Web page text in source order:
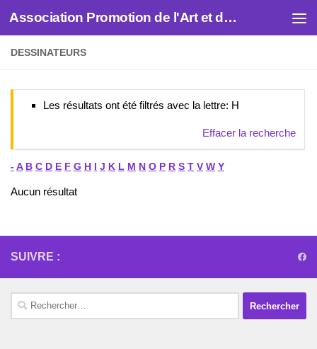
Skip to content Association Promotion de l'Art et des Artistes
DESSINATEURS
Les résultats ont été filtrés avec la lettre: H
Effacer la recherche
- A B C D E F G H I J K L M N O P R S T V W Y
Aucun résultat
SUIVRE :
Rechercher :